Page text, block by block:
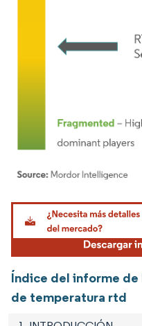
Imagen © Mordor Intelligence. El
Índice del informe de
de temperatura rtd